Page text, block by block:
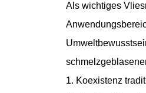
Als wichtiges
1. Koexistenz